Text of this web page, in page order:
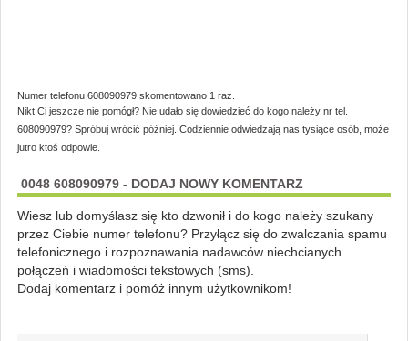
Numer telefonu 608090979 skomentowano 1 raz.
Nikt Ci jeszcze nie pomógł? Nie udało się dowiedzieć do kogo należy nr tel.
608090979? Spróbuj wrócić później. Codziennie odwiedzają nas tysiące osób, może
jutro ktoś odpowie.
0048 608090979 - DODAJ NOWY KOMENTARZ
Wiesz lub domyślasz się kto dzwonił i do kogo należy szukany
przez Ciebie numer telefonu? Przyłącz się do zwalczania spamu
telefonicznego i rozpoznawania nadawców niechcianych
połączeń i wiadomości tekstowych (sms).
Dodaj komentarz i pomóż innym użytkownikom!